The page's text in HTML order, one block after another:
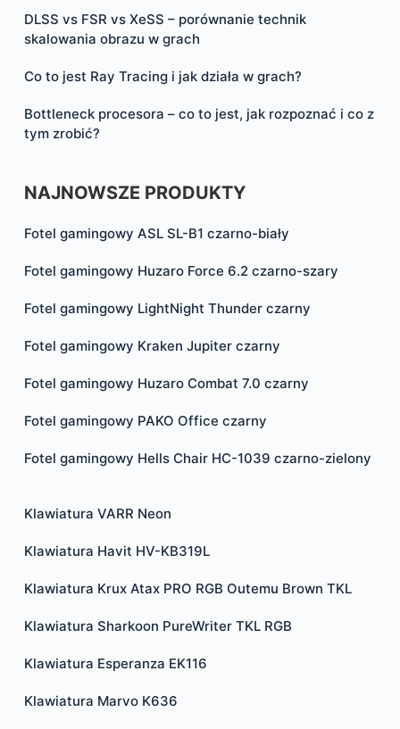
DLSS vs FSR vs XeSS – porównanie technik
skalowania obrazu w grach
Co to jest Ray Tracing i jak działa w grach?
Bottleneck procesora – co to jest, jak rozpoznać i co z
tym zrobić?
NAJNOWSZE PRODUKTY
Fotel gamingowy ASL SL-B1 czarno-biały
Fotel gamingowy Huzaro Force 6.2 czarno-szary
Fotel gamingowy LightNight Thunder czarny
Fotel gamingowy Kraken Jupiter czarny
Fotel gamingowy Huzaro Combat 7.0 czarny
Fotel gamingowy PAKO Office czarny
Fotel gamingowy Hells Chair HC-1039 czarno-zielony
Klawiatura VARR Neon
Klawiatura Havit HV-KB319L
Klawiatura Krux Atax PRO RGB Outemu Brown TKL
Klawiatura Sharkoon PureWriter TKL RGB
Klawiatura Esperanza EK116
Klawiatura Marvo K636